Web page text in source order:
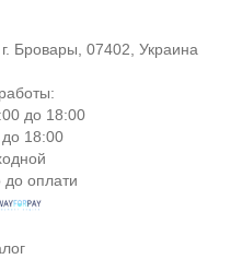
Бровары, 07402, Украина
до 18:00
18:00
оплати